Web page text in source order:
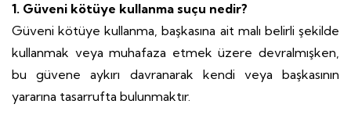
1. Güveni kötüye kullanma suçu nedir?
Güveni kötüye kullanma, başkasına ait malı belirli şekilde
kullanmak veya muhafaza etmek üzere devralmışken,
bu güvene aykırı davranarak kendi veya başkasının
yararına tasarrufta bulunmaktır.